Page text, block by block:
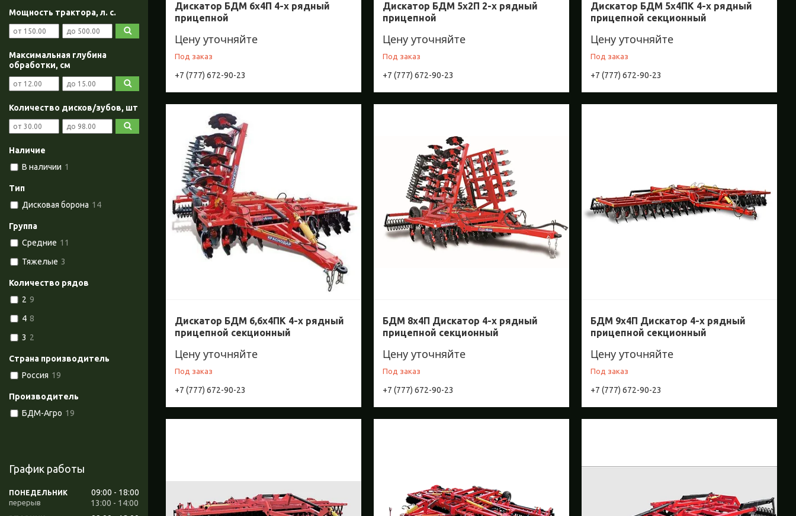
Дискатор БДМ 6х4П 4-х рядный
прицепной
Цену уточняйте
Под заказ
+7 (777) 672-90-23
Дискатор БДМ 5х2П 2-х рядный
прицепной
Цену уточняйте
Под заказ
+7 (777) 672-90-23
Дискатор БДМ 5х4ПК 4-х рядный
прицепной секционный
Цену уточняйте
Под заказ
+7 (777) 672-90-23
Дискатор БДМ 6,6х4ПК 4-х рядный
прицепной секционный
Цену уточняйте
Под заказ
+7 (777) 672-90-23
БДМ 8х4П Дискатор 4-х рядный
прицепной секционный
Цену уточняйте
Под заказ
+7 (777) 672-90-23
БДМ 9х4П Дискатор 4-х рядный
прицепной секционный
Цену уточняйте
Под заказ
+7 (777) 672-90-23
Мощность трактора, л. с.
Максимальная глубина
обработки, см
Количество дисков/зубов, шт
Наличие
В наличии 1
Тип
Дисковая борона 14
Группа
Средние 11
Тяжелые 3
Количество рядов
2 9
4 8
3 2
Страна производитель
Россия 19
Производитель
БДМ-Агро 19
График работы
ПОНЕДЕЛЬНИК 09:00
18:00
13:00
14:00